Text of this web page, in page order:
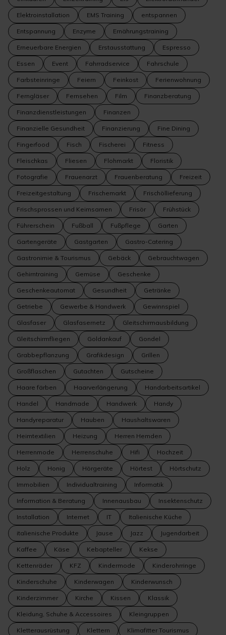
Elektroinstallation EMS Training entspannen
Entspannung Enzyme Ernährungstraining
Erneuerbare Energien Erstausstattung Espresso
Essen Event Fahrradservice Fahrschule
Farbsteinringe Feiern Feinkost Ferienwohnung
Ferngläser Fernsehen Film Finanzberatung
Finanzdienstleistungen Finanzen
Finanzielle Gesundheit Finanzierung Fine Dining
Fingerfood Fisch Fischerei Fitness
Fleischkas Fliesen Flohmarkt Floristik
Fotografie Frauenarzt Frauenberatung Freizeit
Freizeitgestaltung Frischemarkt Frischöllieferung
Frischsprossen und Keimsamen Frisör Frühstück
Führerschein Fußball Fußpflege Garten
Gartengeräte Gastgarten Gastro-Catering
Gastronimie & Tourismus Gebäck Gebrauchtwagen
Gehirntraining Gemüse Geschenke
Geschenkeautomat Gesundheit Getränke
Getriebe Gewerbe & Handwerk Gewinnspiel
Glasfaser Glasfasernetz Gleitschirmausbildung
Gleitschirmfliegen Goldankauf Gondel
Grabbepflanzung Grafikdesign Grillen
Großflaschen Gutachten Gutscheine
Haare färben Haarverlängerung Handarbeitsartikel
Handel Handmade Handwerk Handy
Handyreparatur Hauben Haushaltswaren
Heimtextilien Heizung Herren Hemden
Herrenmode Herrenschuhe Hifi Hochzeit
Holz Honig Hörgeräte Hörtest Hörtschutz
Immobilien Individualtraining Informatik
Information & Beratung Innenausbau Insektenschutz
Installation Internet IT Italienische Küche
italienische Produkte Jause Jazz Jugendarbeit
Kaffee Käse Kebapteller Kekse
Kettenräder KFZ Kindermode Kinderohrringe
Kinderschuhe Kinderwagen Kinderwunsch
Kinderzimmer Kirche Kissen Klassik
Kleidung, Schuhe & Accessoires Kleingruppen
Kletterausrüstung Klettern Klimafitter Tourismus